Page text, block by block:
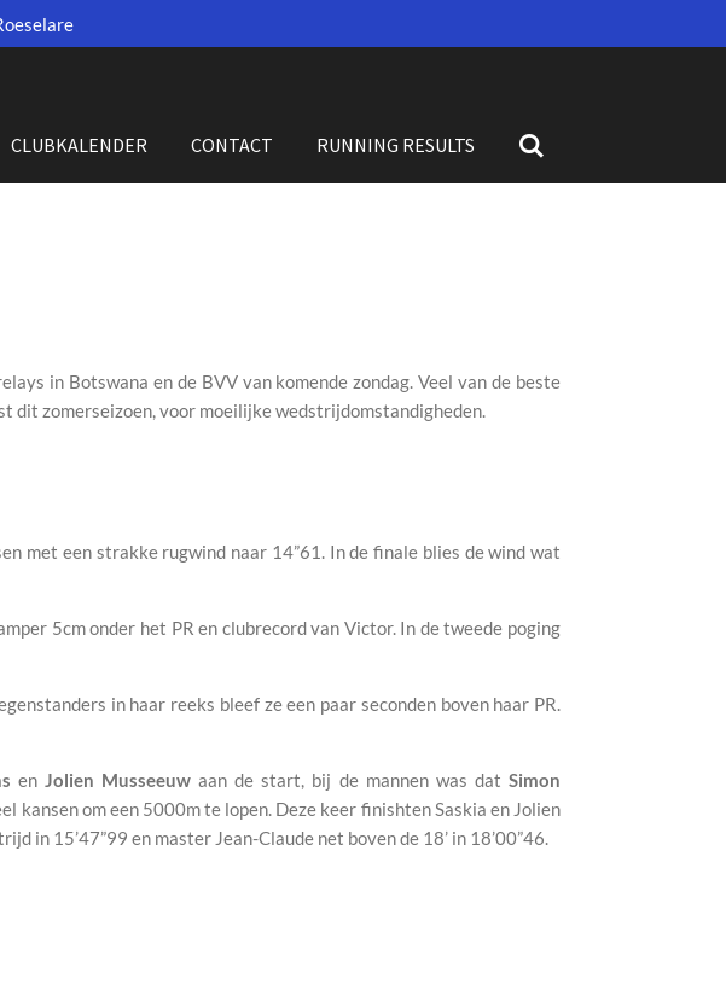
CLUBKALENDER CONTACT RUNNING RESULTS
in Botswana en de BVV van komende zondag. Veel van de beste
dit zomerseizoen, voor moeilijke wedstrijdomstandigheden.
met een strakke rugwind naar 14”61. In de finale blies de wind wat
5cm onder het PR en clubrecord van Victor. In de tweede poging
in haar reeks bleef ze een paar seconden boven haar PR.
en Jolien Musseeuwaan de start, bij de mannen was datSimon
kansen om een 5000m te lopen. Deze keer finishten Saskia en Jolien
in 15’47”99 en master Jean-Claude net boven de 18’ in 18’00”46.